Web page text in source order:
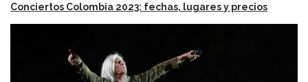
Conciertos Colombia 2023: fechas, lugares y precios